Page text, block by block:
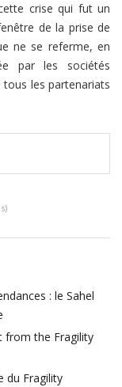
crise qui fut un
de la prise de
ne se referme, en
par les sociétés
tous les partenariats
: le Sahel
from the Fragility
du Fragility